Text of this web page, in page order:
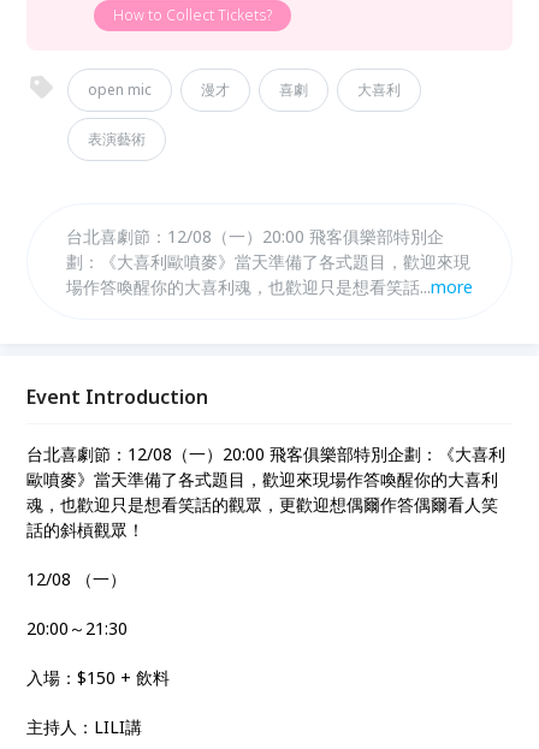
How to Collect Tickets?
open mic 漫才 喜劇 大喜利
表演藝術
台北喜劇節：12/08（一）20:00 飛客俱樂部特別企
劃：《大喜利歐噴麥》當天準備了各式題目，歡迎來現
場作答喚醒你的大喜利魂，也歡迎只是想看笑話的觀
...more
Event Introduction
台北喜劇節：12/08（一）20:00 飛客俱樂部特別企劃：《大喜利
歐噴麥》當天準備了各式題目，歡迎來現場作答喚醒你的大喜利
魂，也歡迎只是想看笑話的觀眾，更歡迎想偶爾作答偶爾看人笑
話的斜槓觀眾！
12/08 （一）
20:00～21:30
入場：$150 + 飲料
主持人：LILI講